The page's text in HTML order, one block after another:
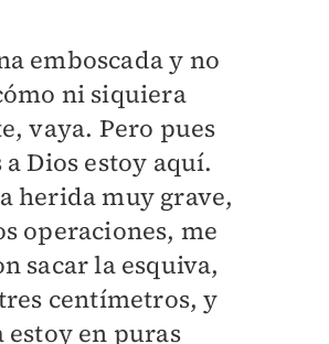
emboscada y no
ni siquiera
vaya. Pero pues
a Dios estoy aquí.
herida muy grave,
operaciones, me
sacar la esquiva,
centímetros, y
estoy en puras